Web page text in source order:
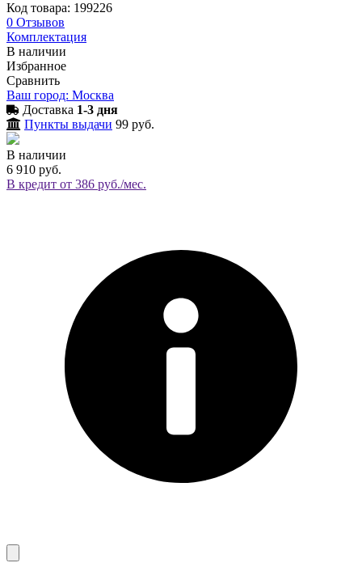
Код товара: 199226
0 Отзывов
Комплектация
В наличии
Избранное
Сравнить
Ваш город: Москва
Доставка 1-3 дня
Пункты выдачи 99 руб.
В наличии
6 910 руб.
В кредит от 386 руб./мес.